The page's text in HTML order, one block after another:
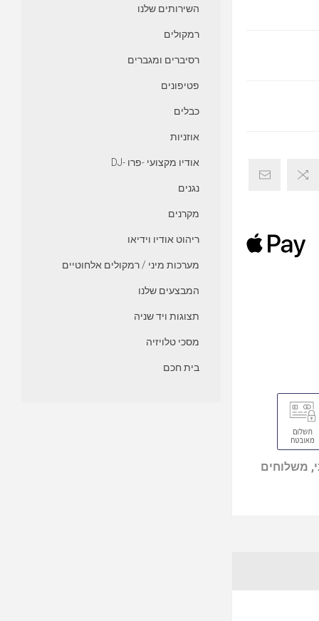
משלוחים
השירותים שלנו
רמקולים
רסיברים ומגברים
פטיפונים
כבלים
אוזניות
אודיו מקצועי -פרו -DJ
נגנים
מקרנים
ריהוט אודיו וידיאו
מערכות מיני / רמקולים אלחוטיים
המבצעים שלנו
תצוגות ויד שניה
מסכי טלויזיה
בית חכם